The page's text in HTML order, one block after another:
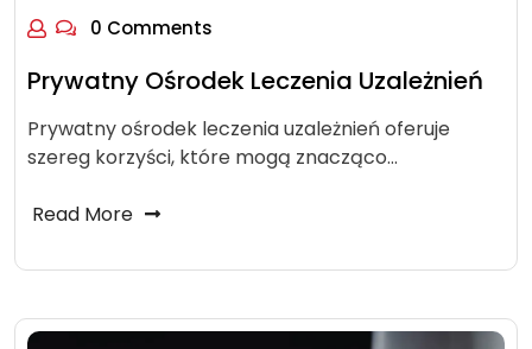
0 Comments
Prywatny Ośrodek Leczenia Uzależnień
Prywatny ośrodek leczenia uzależnień oferuje
szereg korzyści, które mogą znacząco…
Read More